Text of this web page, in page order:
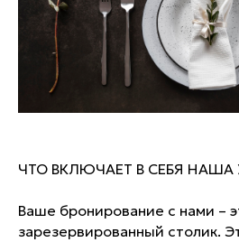
ЧТО ВКЛЮЧАЕТ В СЕБЯ НАША
Ваше бронирование с нами –
зарезервированный столик.